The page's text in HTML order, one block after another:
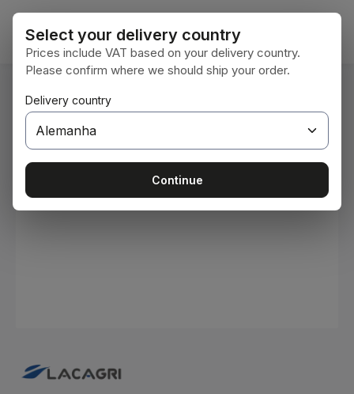
Ir para o conteúdo principal
Você está aqui: Home
Select your delivery country
Prices include VAT based on your delivery country.
Please confirm where we should ship your order.
Delivery country
Continue